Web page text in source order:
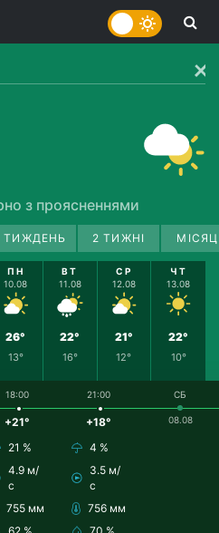
з проясненнями
ТИЖДЕНЬ 2 ТИЖНІ
ПН
10.08
26°
13°
ВТ
11.08
22°
16°
СР
12.08
21°
12°
ЧТ
13.08
22°
10°
18:00
+21°
21 %
4.9 м/
с
755 мм
21:00
+18°
4 %
3.5 м/
с
756 мм
СБ
08.08